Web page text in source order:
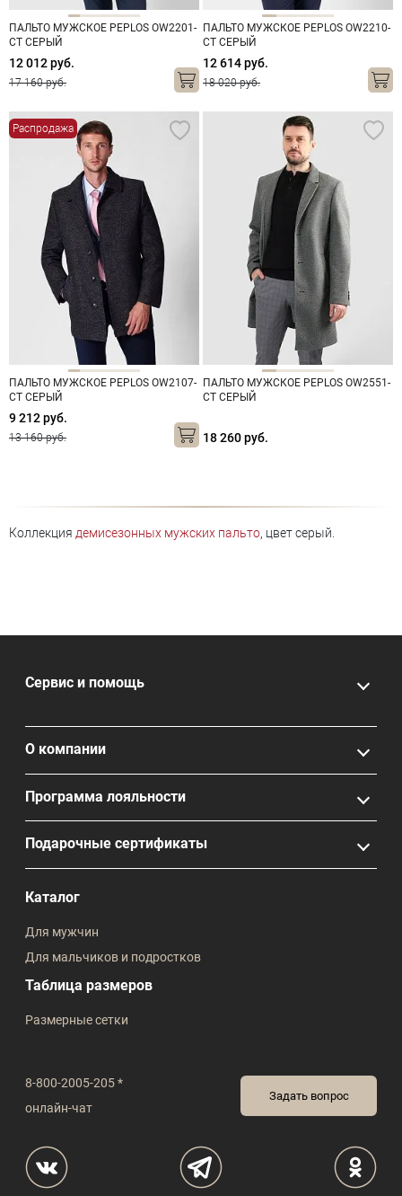
ПАЛЬТО МУЖСКОЕ PEPLOS OW2201-
CT СЕРЫЙ
12 012 руб.
17 160 руб.
ПАЛЬТО МУЖСКОЕ PEPLOS OW2210-
CT СЕРЫЙ
12 614 руб.
18 020 руб.
Распродажа
ПАЛЬТО МУЖСКОЕ PEPLOS OW2107-
CT СЕРЫЙ
9 212 руб.
13 160 руб.
ПАЛЬТО МУЖСКОЕ PEPLOS OW2551-
CT СЕРЫЙ
18 260 руб.
Коллекция демисезонных мужских пальто , цвет серый.
8-800-2005-205 *
онлайн-чат
Задать вопрос
Сервис и помощь
О компании
Программа лояльности
Подарочные сертификаты
Каталог
Для мужчин
Для мальчиков и подростков
Таблица размеров
Размерные сетки